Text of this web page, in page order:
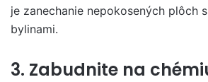
je zanechanie nepokosených plôch
bylinami.
3. Zabudnite na